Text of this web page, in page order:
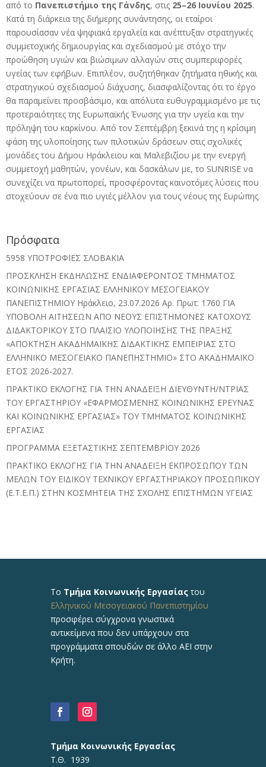
από το Πανεπιστήμιο της Γάνδης, στις 25–26 Ιουνίου 2025.
Κατά τη διάρκεια της διήμερης συνάντησης, οι εταίροι
παρουσίασαν νέα ψηφιακά εργαλεία και ανέπτυξαν στρατηγικές
συμμετοχικής δημιουργίας και σχεδιασμού με στόχο την
προώθηση υγιών και βιώσιμων αλλαγών στις συμπεριφορές
υγείας των εφήβων. Επιπλέον, συζητήθηκαν ζητήματα ηθικής και
στρατηγικού σχεδιασμού διάχυσης, διασφαλίζοντας ότι το έργο
θα παραμείνει προσβάσιμο, και απόλυτα ευθυγραμμισμένο με τις
προτεραιότητες της Ευρωπαϊκής Ένωσης για την υγεία και την
πρόληψη του καρκίνου. Από τον Σεπτέμβρη ξεκινά της η κρίσιμη
φάση της υλοποίησης των πιλοτικών δράσεων στις σχολικές
μονάδες του Δήμου Ηράκλειου και Μαλεβιζίου με την ενεργή
συμμετοχή μαθητών, γονέων, και δασκάλων με, το SUNRISE να
συνεχίζει να πρωτοπορεί, προσφέροντας καινοτόμες λύσεις που
στοχεύουν σε ένα πιο υγιές μέλλον για τους νέους της Ευρώπης.
Πρόσφατα
5958 ΥΠΟΤΡΟΦΙΕΣ ΣΛΟΒΑΚΙΑ
ΠΡΟΣΚΛΗΣΗ ΕΚΔΗΛΩΣΗΣ ΕΝΔΙΑΦΕΡΟΝΤΟΣ ΤΜΗΜΑΤΟΣ
ΚΟΙΝΩΝΙΚΗΣ ΕΡΓΑΣΙΑΣ ΕΛΛΗΝΙΚΟΥ ΜΕΣΟΓΕΙΑΚΟΥ
ΠΑΝΕΠΙΣΤΗΜΙΟΥ Ηράκλειο, 23.07.2026 Αρ. Πρωτ: 1760 ΓΙΑ
ΥΠΟΒΟΛΗ ΑΙΤΗΣΕΩΝ ΑΠΟ ΝΕΟΥΣ ΕΠΙΣΤΗΜΟΝΕΣ ΚΑΤΟΧΟΥΣ
ΔΙΔΑΚΤΟΡΙΚΟΥ ΣΤΟ ΠΛΑΙΣΙΟ ΥΛΟΠΟΙΗΣΗΣ ΤΗΣ ΠΡΑΞΗΣ
«ΑΠΟΚΤΗΣΗ ΑΚΑΔΗΜΑΪΚΗΣ ΔΙΔΑΚΤΙΚΗΣ ΕΜΠΕΙΡΙΑΣ ΣΤΟ
ΕΛΛΗΝΙΚΟ ΜΕΣΟΓΕΙΑΚΟ ΠΑΝΕΠΗΣΤΗΜΙΟ» ΣΤΟ ΑΚΑΔΗΜΑΪΚΟ
ΕΤΟΣ 2026-2027.
ΠΡΑΚΤΙΚΟ ΕΚΛΟΓΗΣ ΓΙΑ ΤΗΝ ΑΝΑΔΕΙΞΗ ΔΙΕΥΘΥΝΤΗ/ΝΤΡΙΑΣ
ΤΟΥ ΕΡΓΑΣΤΗΡΙΟΥ «ΕΦΑΡΜΟΣΜΕΝΗΣ ΚΟΙΝΩΝΙΚΗΣ ΕΡΕΥΝΑΣ
ΚΑΙ ΚΟΙΝΩΝΙΚΗΣ ΕΡΓΑΣΙΑΣ» ΤΟΥ ΤΜΗΜΑΤΟΣ ΚΟΙΝΩΝΙΚΗΣ
ΕΡΓΑΣΙΑΣ
ΠΡΟΓΡΑΜΜΑ ΕΞΕΤΑΣΤΙΚΗΣ ΣΕΠΤΕΜΒΡΙΟΥ 2026
ΠΡΑΚΤΙΚΟ ΕΚΛΟΓΗΣ ΓΙΑ ΤΗΝ ΑΝΑΔΕΙΞΗ ΕΚΠΡΟΣΩΠΟΥ ΤΩΝ
ΜΕΛΩΝ ΤΟΥ ΕΙΔΙΚΟΥ ΤΕΧΝΙΚΟΥ ΕΡΓΑΣΤΗΡΙΑΚΟΥ ΠΡΟΣΩΠΙΚΟΥ
(Ε.Τ.Ε.Π.) ΣΤΗΝ ΚΟΣΜΗΤΕΙΑ ΤΗΣ ΣΧΟΛΗΣ ΕΠΙΣΤΗΜΩΝ ΥΓΕΙΑΣ
Το Τμήμα Κοινωνικής Εργασίαςτου
Ελληνικού Μεσογειακού Πανεπιστημίου
προσφέρει σύγχρονα γνωστικά
αντικείμενα που δεν υπάρχουν στα
προγράμματα σπουδών σε άλλο ΑΕΙ στην
Κρήτη.
Τμήμα Κοινωνικής Εργασίας
Τ.Θ. 1939